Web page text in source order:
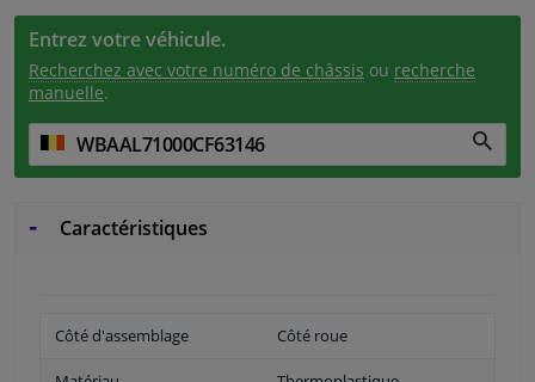
Entrez votre véhicule.
Recherchez avec votre numéro de châssis ou recherche
manuelle.
Caractéristiques
Côté d'assemblage Côté roue